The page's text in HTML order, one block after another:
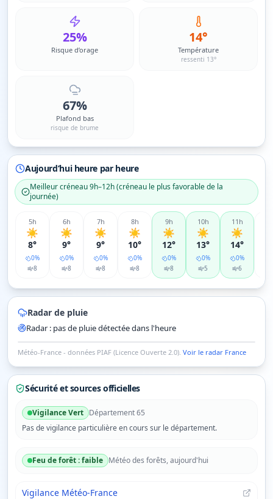
25%
Risque d’orage
14°
Température
ressenti 13°
67%
Plafond bas
risque de brume
Aujourd’hui heure par heure
Meilleur créneau9h–12h(créneau le plus favorable de la
journée)
5h
☀️
8°
0%
8
6h
☀️
9°
0%
8
7h
☀️
9°
0%
8
8h
☀️
10°
0%
8
9h
☀️
12°
0%
8
10h
☀️
13°
0%
5
11 h
☀️
14°
0%
6
Radar de pluie
Radar : pas de pluie détectée dans l'heure
Tarbes
PauPic du Midi de Bigorre
Radar pluie ·Pic du Midi de Bigorre
Météo-France - données PIAF (Licence Ouverte 2.0). Voir le radar France
Sécurité et sources officielles
VigilanceVert Département65
Pas de vigilance particulière en cours sur le département.
Feu de forêt :faible Météo des forêts, aujourd'hui
Vigilance Météo-France